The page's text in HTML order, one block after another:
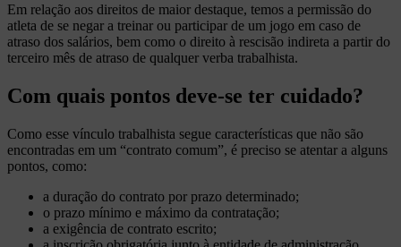
Em relação aos direitos de maior destaque, temos a permissão do
atleta de se negar a treinar ou participar de um jogo em caso de
atraso dos salários, bem como o direito à rescisão indireta a partir do
terceiro mês de atraso de qualquer verba trabalhista.
Com quais pontos deve-se ter cuidado?
Como esse vínculo trabalhista segue características que não são
encontradas em um “contrato comum”, é preciso se atentar a alguns
pontos, como:
a duração do contrato por prazo determinado;
o prazo mínimo e máximo da contratação;
a exigência de contrato escrito;